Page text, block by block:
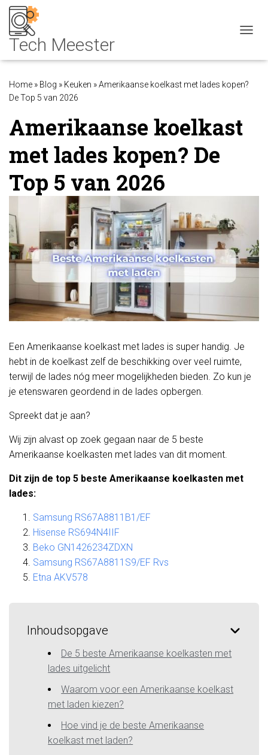
Home » Blog » Keuken »Amerikaanse koelkast met lades kopen?
De Top 5 van 2026
Amerikaanse koelkast
met lades kopen? De
Top 5 van 2026
Een Amerikaanse koelkast met lades is super handig. Je
hebt in de koelkast zelf de beschikking over veel ruimte,
terwijl de lades nóg meer mogelijkheden bieden. Zo kun je
je etenswaren geordend in de lades opbergen.
Spreekt dat je aan?
Wij zijn alvast op zoek gegaan naar de 5 beste
Amerikaanse koelkasten met lades van dit moment.
Dit zijn de top 5 beste Amerikaanse koelkasten met
lades:
Samsung RS67A8811B1/EF
Hisense RS694N4IIF
Beko GN1426234ZDXN
Samsung RS67A8811S9/EF Rvs
Etna AKV578
Inhoudsopgave
De 5 beste Amerikaanse koelkasten met
lades uitgelicht
Waarom voor een Amerikaanse koelkast
met laden kiezen?
Hoe vind je de beste Amerikaanse
koelkast met laden?